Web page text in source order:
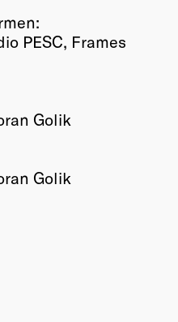
PESC, Frames
Golik
Golik